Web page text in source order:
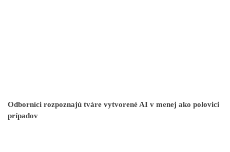
Odborníci rozpoznajú tváre vytvorené AI v menej ako polovici
prípadov